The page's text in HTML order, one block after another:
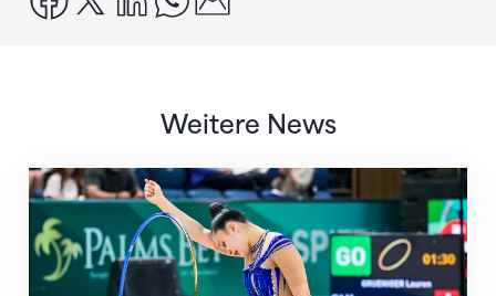
Weitere News
Nächster Halt: Weltmeisterschaft